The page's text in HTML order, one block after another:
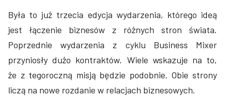
Była to już trzecia edycja wydarzenia, którego ideą
jest łączenie biznesów z różnych stron świata.
Poprzednie wydarzenia z cyklu Business Mixer
przyniosły dużo kontraktów. Wiele wskazuje na to,
że z tegoroczną misją będzie podobnie. Obie strony
liczą na nowe rozdanie w relacjach biznesowych.